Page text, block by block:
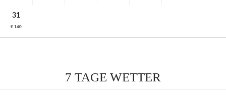
31
€ 140
7 TAGE WETTER